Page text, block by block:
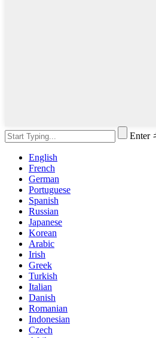
Enter
English
French
German
Portuguese
Spanish
Russian
Japanese
Korean
Arabic
Irish
Greek
Turkish
Italian
Danish
Romanian
Indonesian
Czech